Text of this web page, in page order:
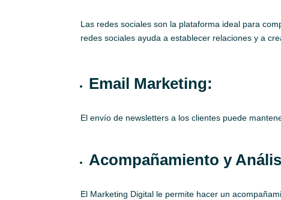
Las redes sociales son la plataforma ideal para
redes sociales ayuda a establecer relaciones y a
Email Marketing:
El envío de newsletters a los clientes puede
Acompañamiento y
El Marketing Digital le permite hacer un